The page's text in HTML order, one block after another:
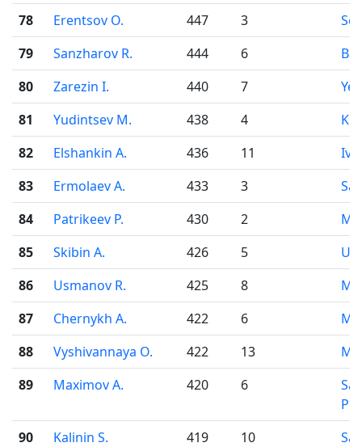
78
Erentsov O. 447 3
79
Sanzharov R. 444 6
80
Zarezin I. 440 7
81
Yudintsev M. 438 4
82
Elshankin A. 436 11
83
Ermolaev A. 433 3
84
Patrikeev P. 430 2
85
Skibin A. 426 5
Ufa
86
Usmanov R. 425 8
87
Chernykh A. 422 6
88
Vyshivannaya O. 422 13
89
Maximov A. 420 6
90
Kalinin S. 419 10